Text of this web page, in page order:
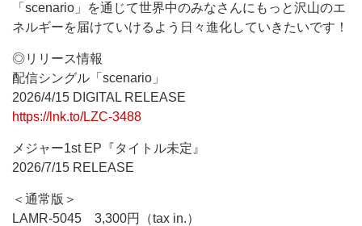
「scenario」を通じて世界中のみなさんにもっと沢山のエ
ネルギーを届けていけるよう日々進化していきたいです！
◎リリース情報
配信シングル「scenario」
2026/4/15 DIGITAL RELEASE
https://lnk.to/LZC-3488
メジャー1st EP『タイトル未定』
2026/7/15 RELEASE
＜通常版＞
LAMR-5045 3,300円（tax in.）